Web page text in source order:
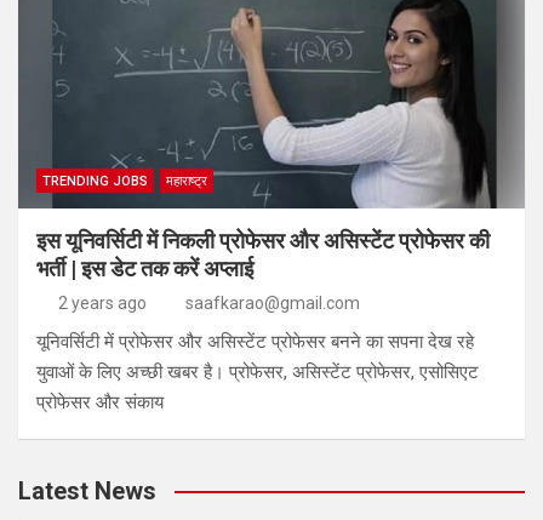
TRENDING JOBS महाराष्ट्र
इस यूनिवर्सिटी में निकली प्रोफेसर और असिस्टेंट प्रोफेसर की
भर्ती | इस डेट तक करें अप्लाई
2 years ago saafkarao@gmail.com
यूनिवर्सिटी में प्रोफेसर और असिस्टेंट प्रोफेसर बनने का सपना देख रहे
युवाओं के लिए अच्छी खबर है। प्रोफेसर, असिस्टेंट प्रोफेसर, एसोसिएट
प्रोफेसर और संकाय
Latest News